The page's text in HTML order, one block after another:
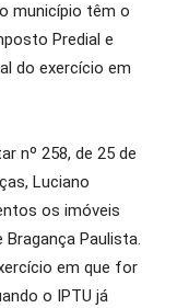
município têm o
Predial e
do exercício em
nº 258, de 25 de
Luciano
os imóveis
Paulista.
em que for
o IPTU já